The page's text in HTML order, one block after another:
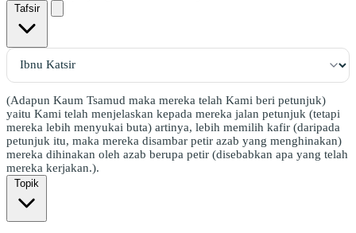
Tafsir
(Adapun Kaum Tsamud maka mereka telah Kami beri petunjuk)
yaitu Kami telah menjelaskan kepada mereka jalan petunjuk (tetapi
mereka lebih menyukai buta) artinya, lebih memilih kafir (daripada
petunjuk itu, maka mereka disambar petir azab yang menghinakan)
mereka dihinakan oleh azab berupa petir (disebabkan apa yang telah
mereka kerjakan.).
Topik